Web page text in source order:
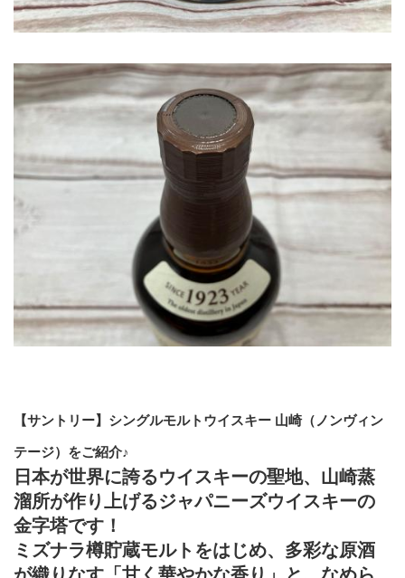
【サントリー】シングルモルトウイスキー 山崎（ノンヴィン
テージ）をご紹介♪
日本が世界に誇るウイスキーの聖地、山崎蒸
溜所が作り上げるジャパニーズウイスキーの
金字塔です！
ミズナラ樽貯蔵モルトをはじめ、多彩な原酒